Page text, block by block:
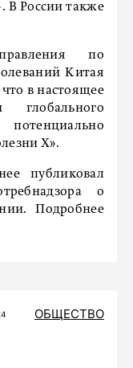
России также
по
Китая
в настоящее
глобального
Х».
публиковал
о
Подробнее
ОБЩЕСТВО